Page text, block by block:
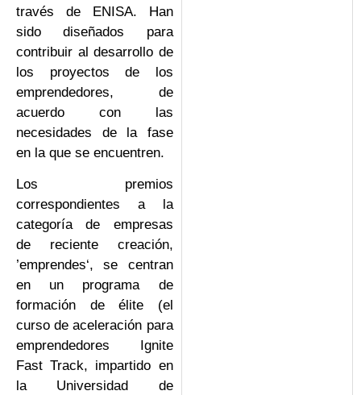
través de ENISA. Han
sido diseñados para
contribuir al desarrollo de
los proyectos de los
emprendedores, de
acuerdo con las
necesidades de la fase
en la que se encuentren.
Los premios
correspondientes a la
categoría de empresas
de reciente creación,
’emprendes‘, se centran
en un programa de
formación de élite (el
curso de aceleración para
emprendedores Ignite
Fast Track, impartido en
la Universidad de